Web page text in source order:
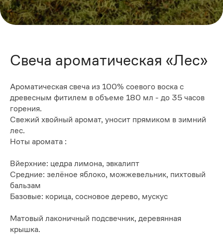
Свеча ароматическая «Лес»
Ароматическая свеча из 100% соевого воска с
древесным фитилем в объеме 180 мл - до 35 часов
горения.
Свежий хвойный аромат, уносит прямиком в зимний
лес.
Ноты аромата :
Вйерхние: цедра лимона, эвкалипт
Средние: зелёное яблоко, можжевельник, пихтовый
бальзам
Базовые: корица, сосновое дерево, мускус
Матовый лаконичный подсвечник, деревянная
крышка.